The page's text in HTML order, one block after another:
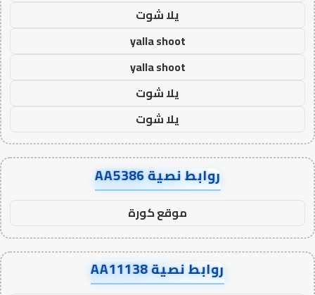
يلا شوت
yalla shoot
yalla shoot
يلا شوت
يلا شوت
روابط نصية AA5386
موقع كورة
روابط نصية AA11138